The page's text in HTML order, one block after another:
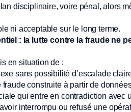
disciplinaire, voire pénal, alors
ni acceptable sur le long terme.
: la lutte contre la fraude ne
en situation de :
sans possibilité d’escalade
fraude construite à partir de
qui entre en contradiction avec
interrompu ou refusé une